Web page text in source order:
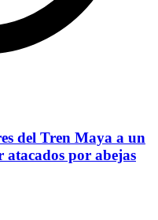
del Tren Maya a un
atacados por abejas